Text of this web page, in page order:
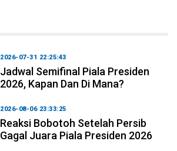
2026-07-31 22:25:43
Jadwal Semifinal Piala Presiden
2026, Kapan Dan Di Mana?
2026-08-06 23:33:25
Reaksi Bobotoh Setelah Persib
Gagal Juara Piala Presiden 2026